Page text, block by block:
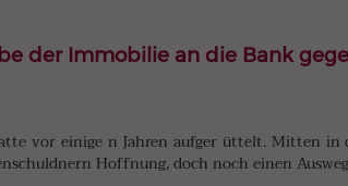
der Immobilie an die Bank
vor einige n Jahren aufger üttelt. Mitten
Hoffnung, doch noch einen